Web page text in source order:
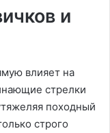
и
влияет на
стрелки
походный
строго